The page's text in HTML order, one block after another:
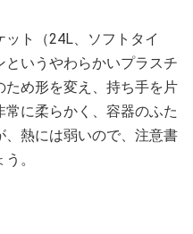
ト（24L、ソフトタイ
いうやわらかいプラスチ
ため形を変え、持ち手を片
に柔らかく、容器のふた
熱には弱いので、注意書
。